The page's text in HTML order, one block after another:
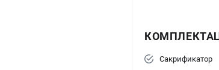
Сакрификатор